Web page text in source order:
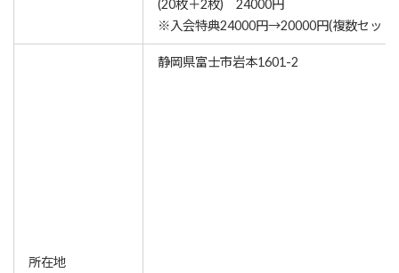
(20枚＋2枚) 24000円
※入会特典24000円→20000円(複数セット
所在地
静岡県富士市岩本1601-2